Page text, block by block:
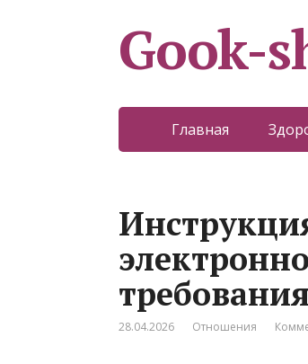
Gook-
Главная
28.04.2026 Отношения